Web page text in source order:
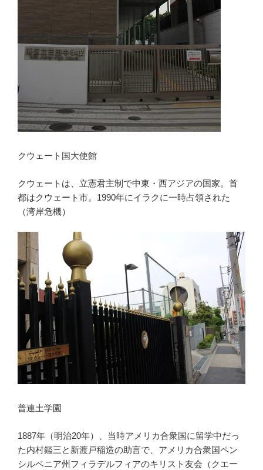
クウェート国大使館
クウェートは、立憲君主制で中東・西アジアの国家。首
都はクウェート市。1990年にイラクに一時占領された
（湾岸危機）
普連土学園
1887年（明治20年）、当時アメリカ合衆国に留学中だっ
た内村鑑三と新渡戸稲造の助言で、アメリカ合衆国ペン
シルベニア州フィラデルフィアのキリスト友会（クエー